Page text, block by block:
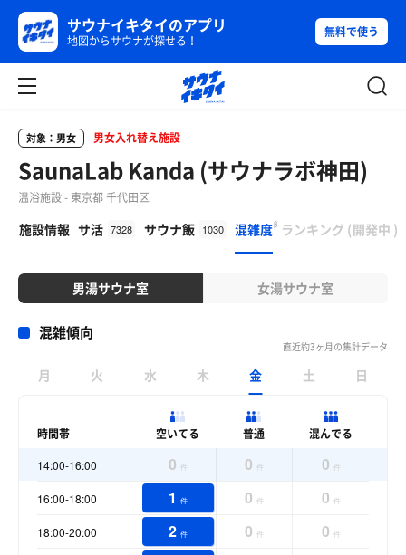
サウナイキタイのアプリ
地図からサウナが探せる！
無料で使う
対象：男女 男女入れ替え施設
SaunaLab Kanda (サウナラボ神田)
温浴施設 - 東京都 千代田区
施設情報 サ活 7328 サウナ飯 1030 混雑度β ランキング (開発中 )
男湯サウナ室 女湯サウナ室
混雑傾向
直近約3ヶ月の集計データ
月 火 水 木 金 土 日
時間帯 空いてる 普通 混んでる
14:00-16:00 0 件 0 件 0 件
16:00-18:00 1 件 0 件 0 件
18:00-20:00 2 件 0 件 0 件